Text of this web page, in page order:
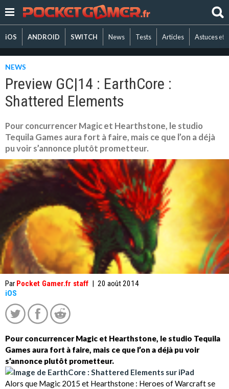
iOS ANDROID SWITCH News Tests Articles Astuces et
NEWS
Preview GC|14 : EarthCore :
Shattered Elements
Pour concurrencer Magic et Hearthstone, le studio
Tequila Games aura fort à faire, mais ce que l’on a déjà
pu voir s’annonce plutôt prometteur.
Par Pocket Gamer.fr staff | 20 août 2014
iOS
Pour concurrencer Magic et Hearthstone, le studio Tequila
Games aura fort à faire, mais ce que l’on a déjà pu voir
s’annonce plutôt prometteur.
Alors que Magic 2015 et Hearthstone : Heroes of Warcraft se